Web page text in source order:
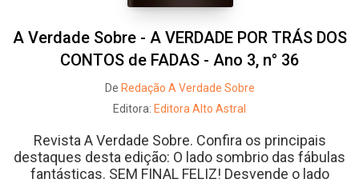
A Verdade Sobre - A VERDADE POR TRÁS DOS
CONTOS de FADAS - Ano 3, n° 36
De Redação A Verdade Sobre
Editora: Editora Alto Astral
Revista A Verdade Sobre. Confira os principais
destaques desta edição: O lado sombrio das fábulas
fantásticas. SEM FINAL FELIZ! Desvende o lado